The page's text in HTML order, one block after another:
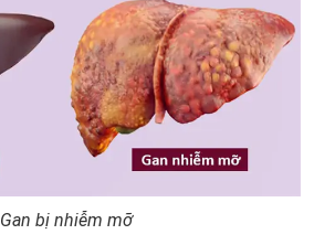
Gan bị nhiễm mỡ